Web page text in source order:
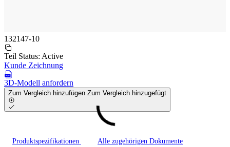
132147-10
Teil Status: Active
Kunde Zeichnung
3D-Modell anfordern
Zum Vergleich hinzufügen Zum Vergleich hinzugefügt
Produktspezifikationen
Alle zugehörigen Dokumente